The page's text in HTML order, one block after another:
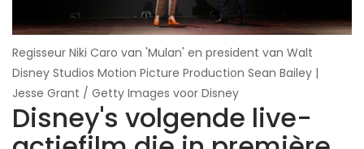
Regisseur Niki Caro van 'Mulan' en president van Walt
Disney Studios Motion Picture Production Sean Bailey |
Jesse Grant / Getty Images voor Disney
Disney's volgende live-